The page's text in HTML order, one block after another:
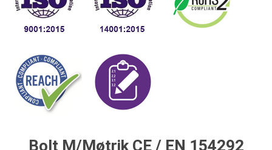
Bolt M/Møtrik CE / EN 154292